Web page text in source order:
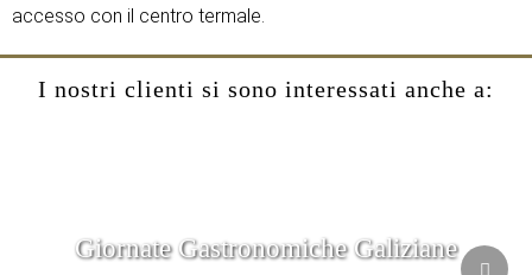
accesso con il centro termale.
I nostri clienti si sono interessati anche a:
Giornate Gastronomiche Galiziane